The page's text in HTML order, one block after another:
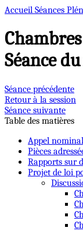
Accueil Séances
Séance
Séance précédente
Retour à la session
Séance suivante
Table des matières
Appel
Pièces
Rapports sur
Projet de loi